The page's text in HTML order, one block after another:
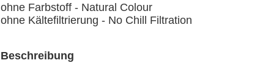
ohne Farbstoff - Natural Colour
ohne Kältefiltrierung - No Chill Filtration
Beschreibung